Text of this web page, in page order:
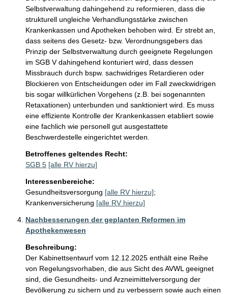
Selbstverwaltung dahingehend zu reformieren, dass die
strukturell ungleiche Verhandlungsstärke zwischen
Krankenkassen und Apotheken behoben wird. Er strebt an,
dass seitens des Gesetz- bzw. Verordnungsgebers das
Prinzip der Selbstverwaltung durch geeignete Regelungen
im SGB V dahingehend konturiert wird, dass dessen
Missbrauch durch bspw. sachwidriges Retardieren oder
Blockieren von Entscheidungen oder im Fall zweckwidrigen
bis sogar willkürlichen Vorgehens (z.B. bei sogenannten
Retaxationen) unterbunden und sanktioniert wird. Es muss
eine effiziente Kontrolle der Krankenkassen etabliert sowie
eine fachlich wie personell gut ausgestattete
Beschwerdestelle eingerichtet werden.
Betroffenes geltendes Recht:
SGB 5 [alle RV hierzu]
Interessenbereiche:
Gesundheitsversorgung [alle RV hierzu];
Krankenversicherung [alle RV hierzu]
Nachbesserungen der geplanten Reformen im
Apothekenwesen
Beschreibung:
Der Kabinettsentwurf vom 12.12.2025 enthält eine Reihe
von Regelungsvorhaben, die aus Sicht des AVWL geeignet
sind, die Gesundheits- und Arzneimittelversorgung der
Bevölkerung zu sichern und zu verbessern sowie auch einen